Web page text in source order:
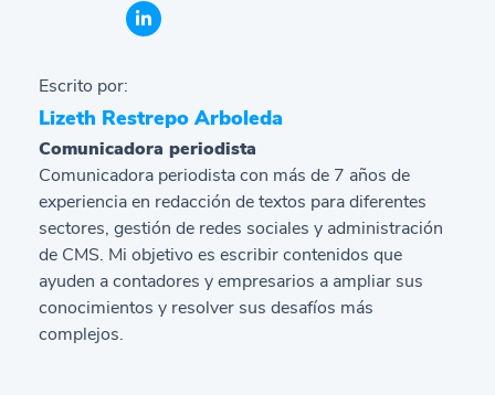
Escrito por:
Lizeth Restrepo Arboleda
Comunicadora periodista
Comunicadora periodista con más de 7 años de
experiencia en redacción de textos para diferentes
sectores, gestión de redes sociales y administración
de CMS. Mi objetivo es escribir contenidos que
ayuden a contadores y empresarios a ampliar sus
conocimientos y resolver sus desafíos más
complejos.